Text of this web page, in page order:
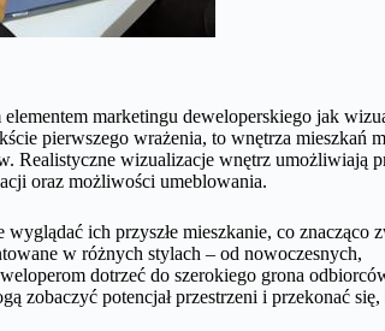
marketingu deweloperskiego jak
pierwszego wrażenia, to wnętrza mieszkań
Realistyczne wizualizacje wnętrz umożliwiają
oraz możliwości umeblowania.
ich przyszłe mieszkanie, co znacząco
w różnych stylach – od nowoczesnych,
dotrzeć do szerokiego grona
zobaczyć potencjał przestrzeni i przekonać się,